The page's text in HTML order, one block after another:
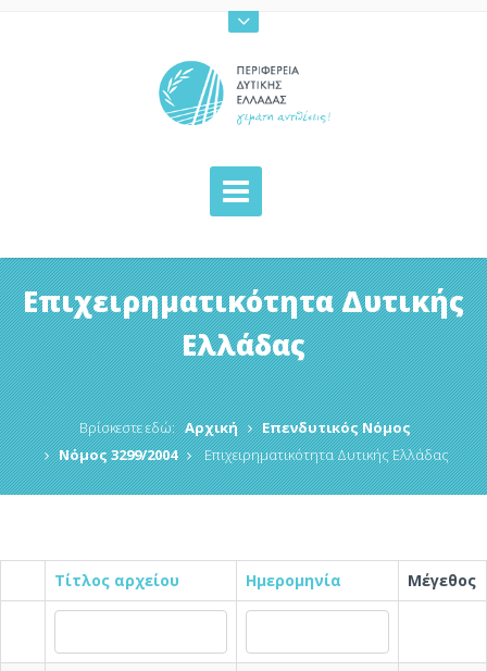
Επιχειρηματικότητα Δυτικής
Ελλάδας
Βρίσκεστε εδώ: Αρχική
Επενδυτικός Νόμος
Νόμος 3299/2004
Επιχειρηματικότητα Δυτικής Ελλάδας
Τίτλος αρχείου Ημερομηνία Μέγεθος